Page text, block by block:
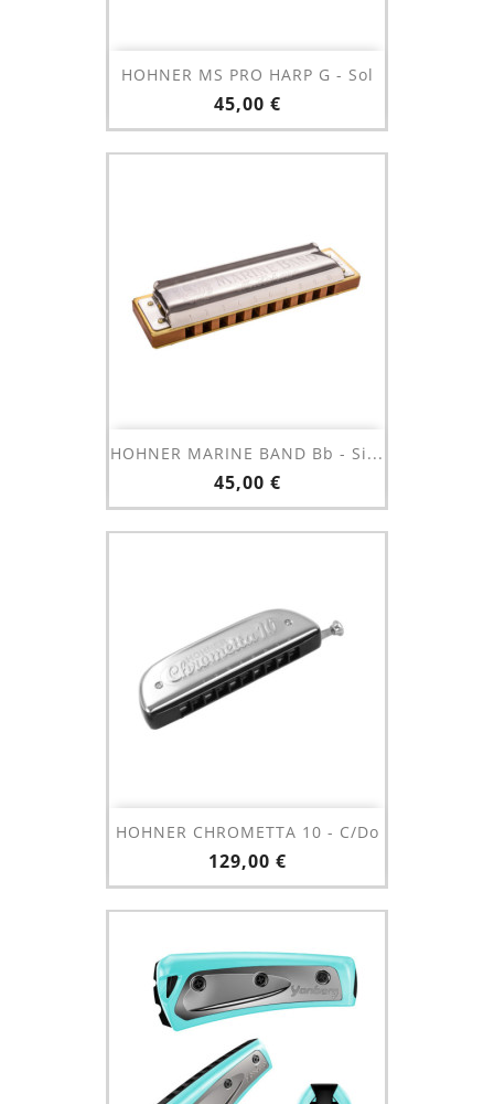
HOHNER MS PRO HARP G - Sol
Prix
45,00 €
HOHNER MARINE BAND Bb - Si...
Prix
45,00 €
HOHNER CHROMETTA 10 - C/Do
Prix
129,00 €